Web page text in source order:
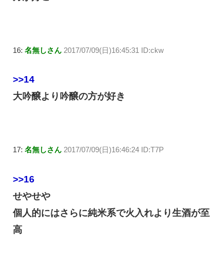
16: 名無しさん 2017/07/09(日)16:45:31 ID:ckw
>>14
大吟醸より吟醸の方が好き
17: 名無しさん 2017/07/09(日)16:46:24 ID:T7P
>>16
せやせや
個人的にはさらに純米系で火入れより生酒が至
高